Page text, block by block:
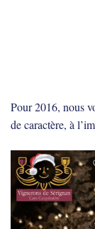
Pour 2016, nous
de caractère, à